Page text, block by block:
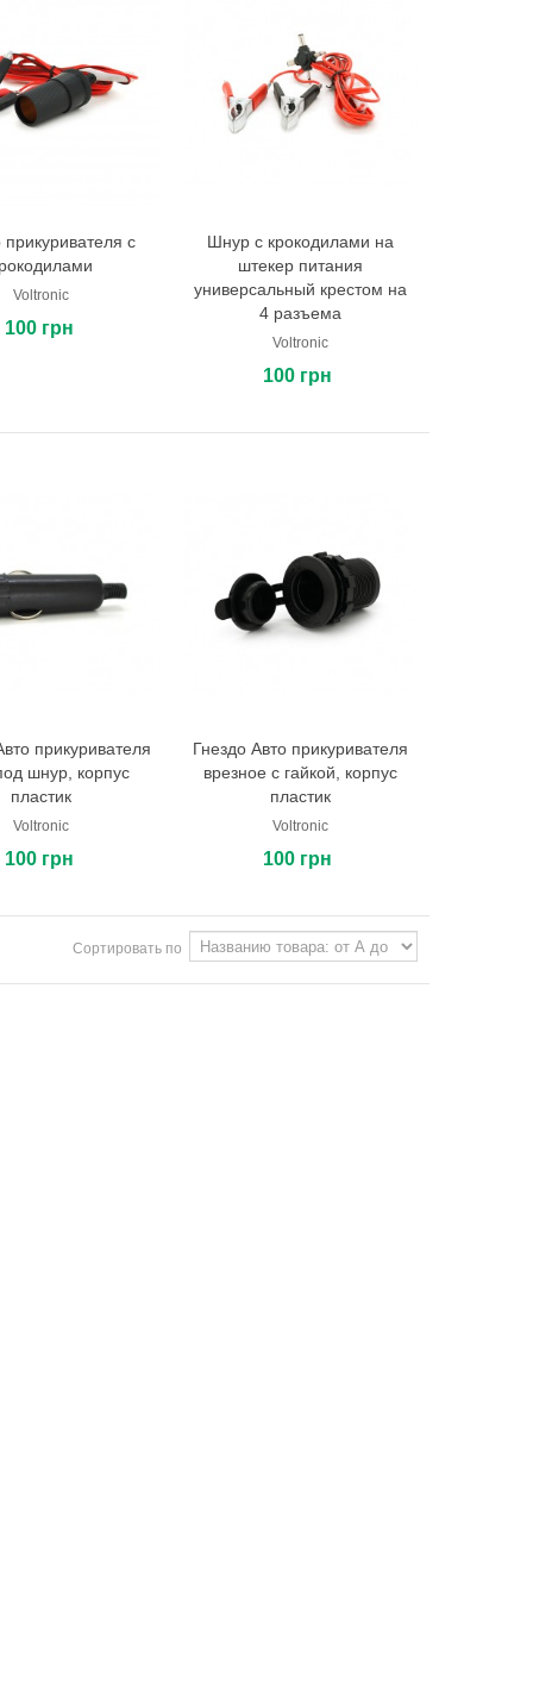
корзину
прикуривателя с
Voltronic
100 грн
В корзину
Шнур с крокодилами на
штекер питания
универсальный крестом на
4 разъема
Voltronic
100 грн
корзинуприкуривателя
шнур, корпус
пластик
Voltronic
100 грн
В корзину
Гнездо Авто прикуривателя
врезное с гайкой, корпус
пластик
Voltronic
100 грн
Сортировать по